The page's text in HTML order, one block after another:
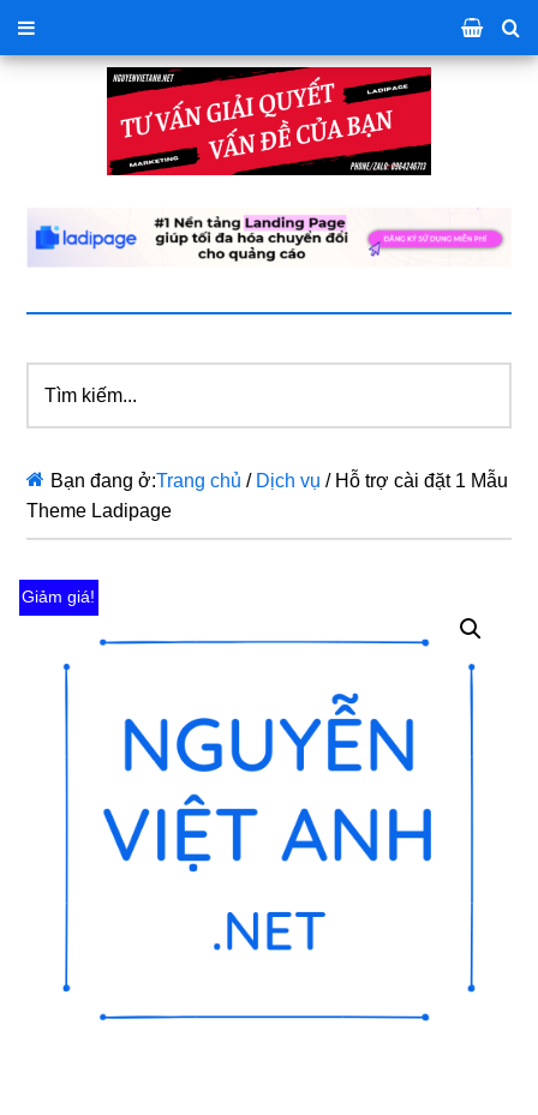
kiếm...
Bạn đang ở:Trang chủ / Dịch vụ /Hỗ trợ cài đặt 1 Mẫu
Theme Ladipage
Giảm giá!